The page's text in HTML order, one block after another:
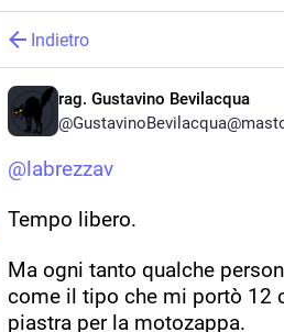
Indietro
rag. Gustavino Bevilacqua
@labrezzav
Tempo libero.
Ma ogni tanto qualche
come il tipo che mi portò 12
piastra per la motozappa.